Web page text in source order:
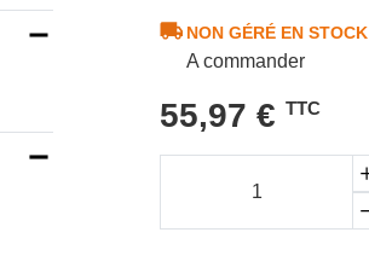
NON GÉRÉ EN STOCK
A commander
55,97 € TTC